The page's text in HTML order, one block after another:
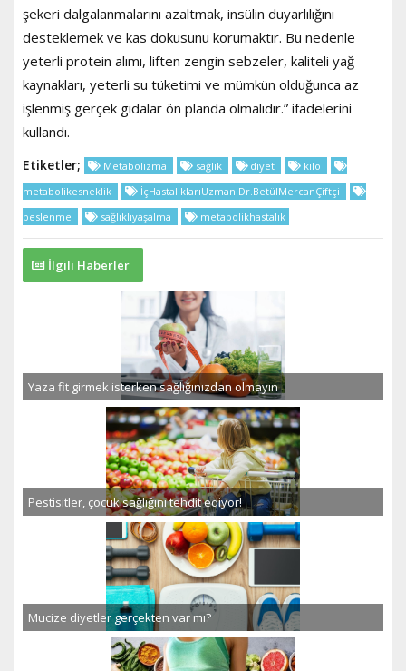
şekeri dalgalanmalarını azaltmak, insülin duyarlılığını
desteklemek ve kas dokusunu korumaktır. Bu nedenle
yeterli protein alımı, liften zengin sebzeler, kaliteli yağ
kaynakları, yeterli su tüketimi ve mümkün olduğunca az
işlenmiş gerçek gıdalar ön planda olmalıdır.” ifadelerini
kullandı.
Etiketler; Metabolizma sağlık diyet
kilo
metabolikesneklik
İçHastalıklarıUzmanıDr.BetülMercanÇiftçi
beslenme
sağlıklıyaşalma metabolikhastalık
İlgili Haberler
Yaza fit girmek isterken sağlığınızdan olmayın
Pestisitler, çocuk sağlığını tehdit ediyor!
Mucize diyetler gerçekten var mı?